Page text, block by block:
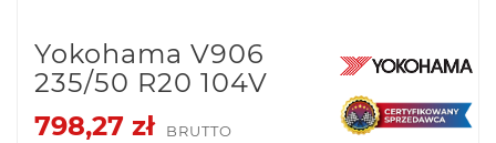
Yokohama V906
235/50 R20 104V
798,27 zł
BRUTTO